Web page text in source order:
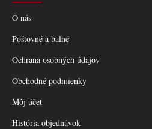
O nás
Poštovné a balné
Ochrana osobných údajov
Obchodné podmienky
Môj účet
História objednávok